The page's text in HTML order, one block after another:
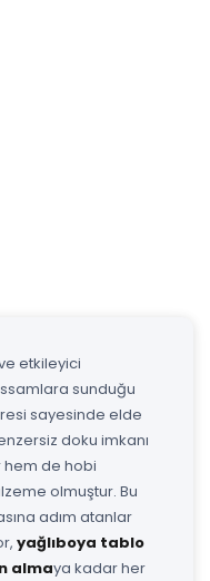
etkileyici
sunduğu
sayesinde elde
doku imkanı
de hobi
olmuştur. Bu
adım atanlar
yağlıboya tablo
almaya kadar her